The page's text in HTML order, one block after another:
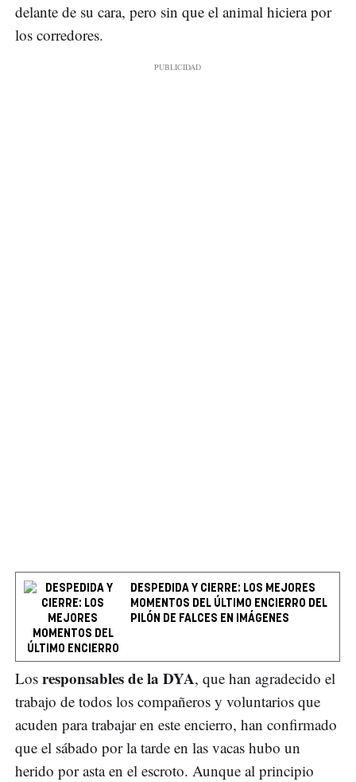
delante de su cara, pero sin que el animal hiciera por
los corredores.
DESPEDIDA Y CIERRE: LOS MEJORES
MOMENTOS DEL ÚLTIMO ENCIERRO DEL
PILÓN DE FALCES EN IMÁGENES
Los responsables de la DYA, que han agradecido el
trabajo de todos los compañeros y voluntarios que
acuden para trabajar en este encierro, han confirmado
que el sábado por la tarde en las vacas hubo un
herido por asta en el escroto. Aunque al principio